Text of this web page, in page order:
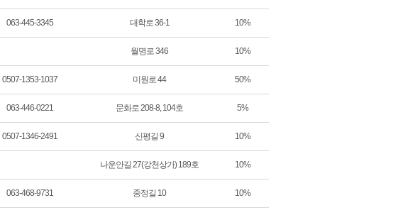
063-445-3345 대학로 36-1 10%
월명로 346 10%
0507-1353-1037 미원로 44 50%
063-446-0221 문화로 208-8, 104호 5%
0507-1346-2491 신평길 9 10%
나운안길 27(강천상가) 189호 10%
063-468-9731 중정길 10 10%